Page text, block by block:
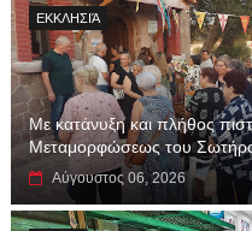
ΕΚΚΛΗΣΙΆ
Με κατάνυξη και πλήθος
Μεταμορφώσεως του
Αύγουστος 06, 2026